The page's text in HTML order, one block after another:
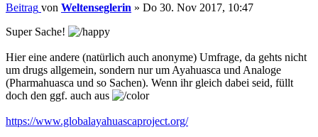
Beitrag von Weltenseglerin » Do 30. Nov 2017, 10:47
Super Sache!
Hier eine andere (natürlich auch anonyme) Umfrage, da gehts nicht
um drugs allgemein, sondern nur um Ayahuasca und Analoge
(Pharmahuasca und so Sachen). Wenn ihr gleich dabei seid, füllt
doch den ggf. auch aus
https://www.globalayahuascaproject.org/